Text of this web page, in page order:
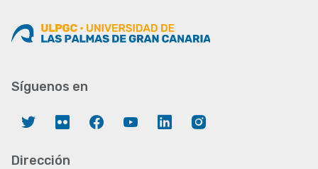
Síguenos en
Twitter Flickr FacebookYouTube LinkedIn
Dirección